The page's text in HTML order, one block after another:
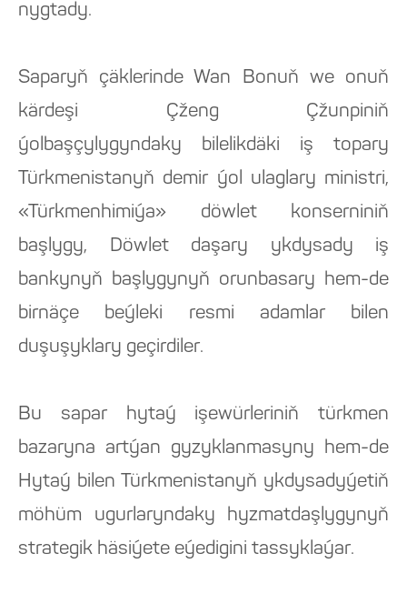
nygtady.
Saparyň çäklerinde Wan Bonuň we onuň
kärdeşi Çženg Çžunpiniň
ýolbaşçylygyndaky bilelikdäki iş topary
Türkmenistanyň demir ýol ulaglary ministri,
«Türkmenhimiýa» döwlet konserniniň
başlygy, Döwlet daşary ykdysady iş
bankynyň başlygynyň orunbasary hem-de
birnäçe beýleki resmi adamlar bilen
duşuşyklary geçirdiler.
Bu sapar hytaý işewürleriniň türkmen
bazaryna artýan gyzyklanmasyny hem-de
Hytaý bilen Türkmenistanyň ykdysadyýetiň
möhüm ugurlaryndaky hyzmatdaşlygynyň
strategik häsiýete eýedigini tassyklaýar.